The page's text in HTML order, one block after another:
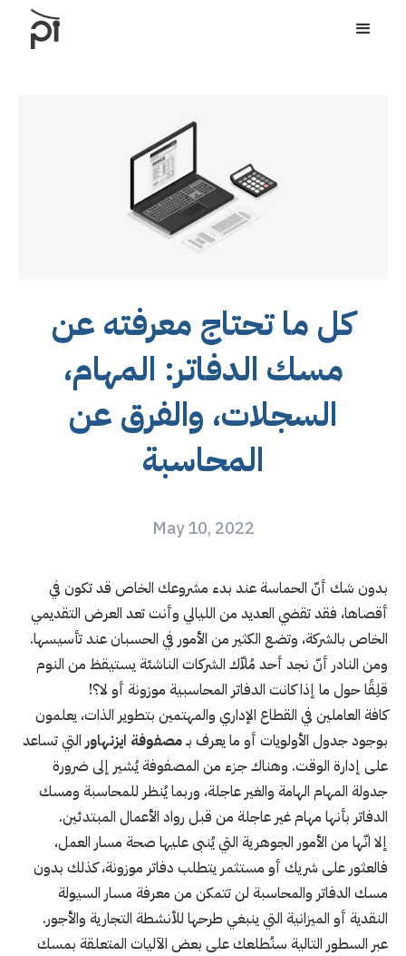
كل ما تحتاج معرفته عن
مسك الدفاتر: المهام،
السجلات، والفرق عن
المحاسبة
May 10, 2022
بدون شك أنّ الحماسة عند بدء مشروعك الخاص قد تكون في
أقصاها، فقد تقضي العديد من الليالي وأنت تعد العرض التقديمي
الخاص بالشركة، وتضع الكثير من الأمور في الحسبان عند تأسيسها.
ومن النادر أنّ نجد أحد مُلاّك الشركات الناشئة يستيقظ من النوم
قلِقًا حول ما إذا كانت الدفاتر المحاسبية موزونة أو لا؟!
كافة العاملين في القطاع الإداري والمهتمين بتطوير الذات، يعلمون
بوجود جدول الأولويات أو ما يعرف بـمصفوفة ايزنهاورالتي تساعد
على إدارة الوقت. وهناك جزء من المصفوفة يُشير إلى ضرورة
جدولة المهام الهامة والغير عاجلة، وربما يُنظر للمحاسبة ومسك
الدفاتر بأنها مهام غير عاجلة من قبل رواد الأعمال المبتدئين.
إلا انّها من الأمور الجوهرية التي يُنبى عليها صحة مسار العمل،
فالعثور على شريك أو مستثمر يتطلب دفاتر موزونة، كذلك بدون
مسك الدفاتر والمحاسبة لن تتمكن من معرفة مسار السيولة
النقدية أو الميزانية التي ينبغي طرحها للأنشطة التجارية والأجور.
عبر السطور التالية سنُطلعك على بعض الآليات المتعلقة بمسك